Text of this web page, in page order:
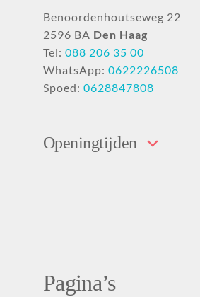
Benoordenhoutseweg 22
2596 BA Den Haag
Tel: 088 206 35 00
WhatsApp: 0622226508
Spoed: 0628847808
Openingtijden
Pagina’s